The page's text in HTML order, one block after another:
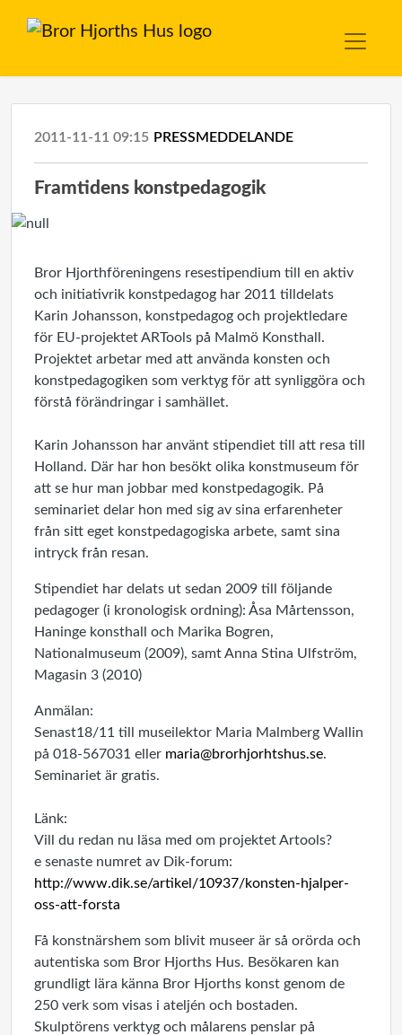
2011-11-11 09:15 PRESSMEDDELANDE
Framtidens konstpedagogik
Bror Hjorthföreningens resestipendium till en aktiv
och initiativrik konstpedagog har 2011 tilldelats
Karin Johansson, konstpedagog och projektledare
för EU-projektet ARTools på Malmö Konsthall.
Projektet arbetar med att använda konsten och
konstpedagogiken som verktyg för att synliggöra och
förstå förändringar i samhället.
Karin Johansson har använt stipendiet till att resa till
Holland. Där har hon besökt olika konstmuseum för
att se hur man jobbar med konstpedagogik. På
seminariet delar hon med sig av sina erfarenheter
från sitt eget konstpedagogiska arbete, samt sina
intryck från resan.
Stipendiet har delats ut sedan 2009 till följande
pedagoger (i kronologisk ordning): Åsa Mårtensson,
Haninge konsthall och Marika Bogren,
Nationalmuseum (2009), samt Anna Stina Ulfström,
Magasin 3 (2010)
Anmälan:
Senast18/11 till museilektor Maria Malmberg Wallin
på 018-567031 eller maria@brorhjorhtshus.se.
Seminariet är gratis.
Länk:
Vill du redan nu läsa med om projektet Artools?
e senaste numret av Dik-forum:
http://www.dik.se/artikel/10937/konsten-hjalper-
oss-att-forsta
Få konstnärshem som blivit museer är så orörda och
autentiska som Bror Hjorths Hus. Besökaren kan
grundligt lära känna Bror Hjorths konst genom de
250 verk som visas i ateljén och bostaden.
Skulptörens verktyg och målarens penslar på